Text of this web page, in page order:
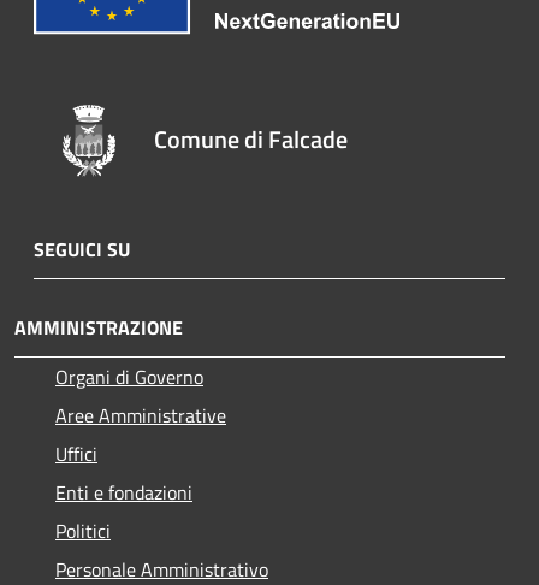
Comune di Falcade
SEGUICI SU
AMMINISTRAZIONE
Organi di Governo
Aree Amministrative
Uffici
Enti e fondazioni
Politici
Personale Amministrativo